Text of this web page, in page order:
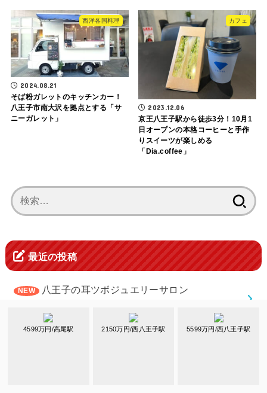
西洋各国料理
2024.08.21
そば粉ガレットのキッチンカー！
八王子市南大沢を拠点とする「サ
ニーガレット」
カフェ
2023.12.06
京王八王子駅から徒歩3分！10月1
日オープンの本格コーヒーと手作
りスイーツが楽しめる
「Dia.coffee」
4599万円/高尾駅 2150万円/西八王子駅 5599万円/西八王子駅
索:
最近の投稿
八王子の耳ツボジュエリーサロン